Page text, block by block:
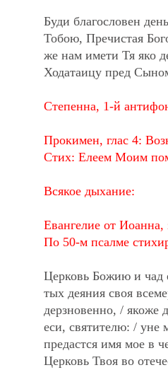
Буди благословен
Тобою, Пречистая
же нам имети Тя яко
Ходатаицу пред
Степенна, 1-й
Прокимен, глас 4:
Стих: Елеем Моим
Всякое дыхание:
Евангелие от Иоанна,
По 50-м псалме
Церковь Божию и чад
тых деяния своя
дерзновенно, / якоже
еси, святителю: / уне
предастся имя мое в
Церковь Твоя во